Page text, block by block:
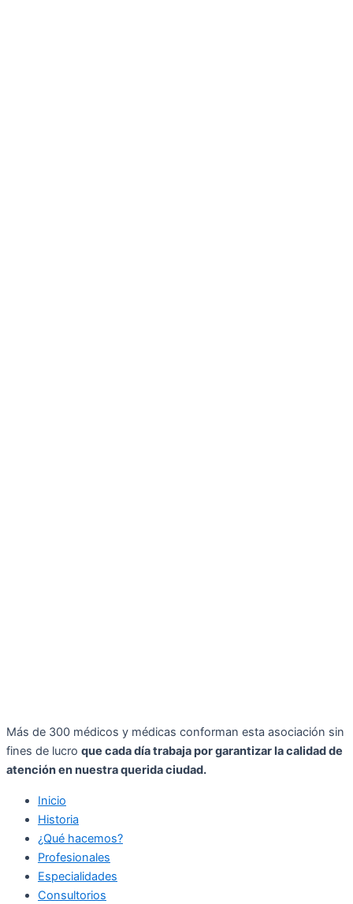
Más de 300 médicos y médicas conforman esta asociación sin
fines de lucro que cada día trabaja por garantizar la calidad de
atención en nuestra querida ciudad.
Inicio
Historia
¿Qué hacemos?
Profesionales
Especialidades
Consultorios